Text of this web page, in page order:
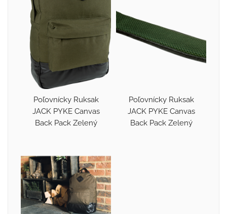
Poľovnícky Ruksak
JACK PYKE Canvas
Back Pack Zelený
Poľovnícky Ruksak
JACK PYKE Canvas
Back Pack Zelený